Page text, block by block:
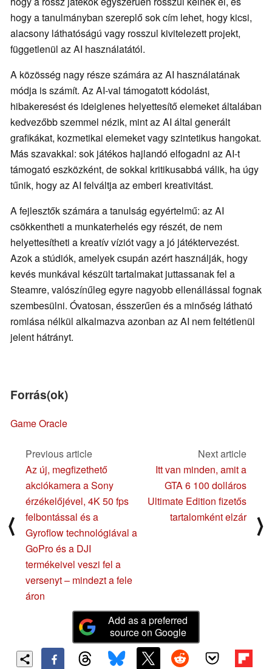
hogy a tanulmányban szereplő sok cím lehet, hogy kicsi,
alacsony láthatóságú vagy rosszul kivitelezett projekt,
függetlenül az AI használatától.
A közösség nagy része számára az AI használatának
módja is számít. Az AI-val támogatott kódolást,
hibakeresést és ideiglenes helyettesítő elemeket általában
kedvezőbb szemmel nézik, mint az AI által generált
grafikákat, kozmetikai elemeket vagy szintetikus hangokat.
Más szavakkal: sok játékos hajlandó elfogadni az AI-t
támogató eszközként, de sokkal kritikusabbá válik, ha úgy
tűnik, hogy az AI felváltja az emberi kreativitást.
A fejlesztők számára a tanulság egyértelmű: az AI
csökkentheti a munkaterhelés egy részét, de nem
helyettesítheti a kreatív víziót vagy a jó játéktervezést.
Azok a stúdiók, amelyek csupán azért használják, hogy
kevés munkával készült tartalmakat juttassanak fel a
Steamre, valószínűleg egyre nagyobb ellenállással fognak
szembesülni. Óvatosan, ésszerűen és a minőség látható
romlása nélkül alkalmazva azonban az AI nem feltétlenül
jelent hátrányt.
Forrás(ok)
Game Oracle
⟨
Previous article
Az új, megfizethető
akciókamera a Sony
érzékelőjével, 4K 50 fps
felbontással és a
Gyroflow technológiával a
GoPro és a DJI
termékeivel veszi fel a
versenyt – mindezt a fele
áron
Next article
Itt van minden, amit a
GTA 6 100 dolláros
Ultimate Edition fizetős
tartalomként elzár
⟩
Add as a preferred
source on Google